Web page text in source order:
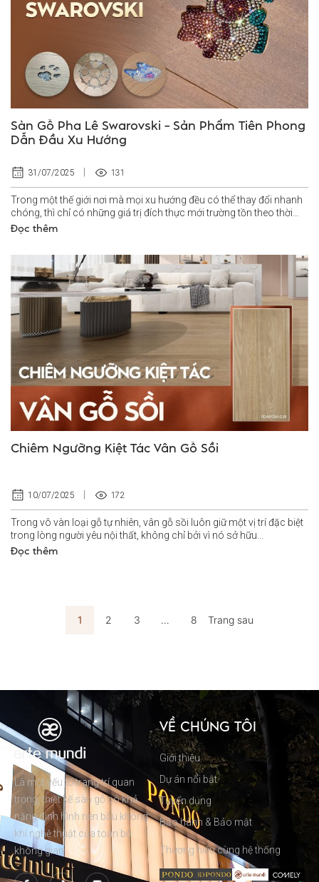
Sàn Gỗ Pha Lê Swarovski – Sản Phẩm Tiên Phong
Dẫn Đầu Xu Hướng
31/07/2025 131
Trong một thế giới nơi mà mọi xu hướng đều có thể thay đổi nhanh
chóng, thì chỉ có những giá trị đích thực mới trường tồn theo thời
gian...
Đọc thêm
Chiêm Ngưỡng Kiệt Tác Vân Gỗ Sồi
10/07/2025 172
Trong vô vàn loại gỗ tự nhiên, vân gỗ sồi luôn giữ một vị trí đặc biệt
trong lòng người yêu nội thất, không chỉ bởi vì nó sở hữu...
Đọc thêm
1 2 3 … 8 Trang sau
Là một yếu tố trang trí quan
trọng, thiết kế sàn gỗ có khả
năng định hình nên bầu không
khí nghệ thuật của toàn bộ
không gian.
VỀ CHÚNG TÔI
Giới thiệu
Dự án nổi bật
Tuyển dụng
Bảo hành & Bảo mật
Thương hiệu cùng hệ thống